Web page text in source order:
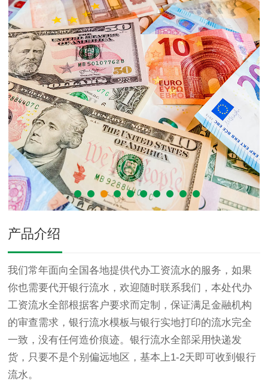
产品介绍
我们常年面向全国各地提供代办工资流水的服务，如果
你也需要代开银行流水，欢迎随时联系我们，本处代办
工资流水全部根据客户要求而定制，保证满足金融机构
的审查需求，银行流水模板与银行实地打印的流水完全
一致，没有任何造价痕迹。银行流水全部采用快递发
货，只要不是个别偏远地区，基本上1-2天即可收到银行
流水。